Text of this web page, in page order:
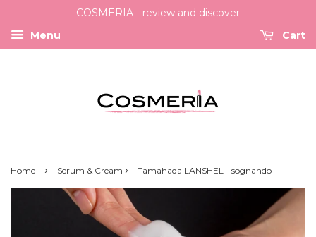
COSMERIA - review and discover
Menu
Cart
Home › Serum & Cream › Tamahada LANSHEL - sognando